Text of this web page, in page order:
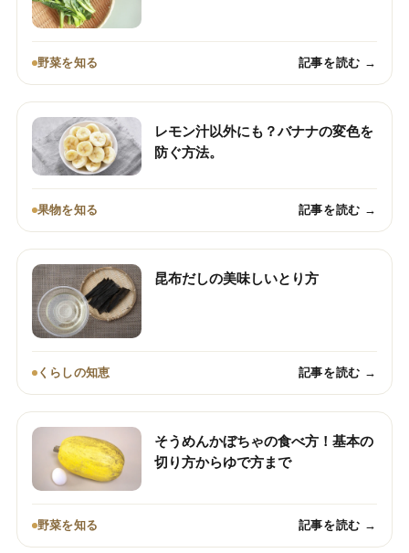
野菜を知る 記事を読む →
レモン汁以外にも？バナナの変色を
防ぐ方法。
果物を知る 記事を読む →
昆布だしの美味しいとり方
くらしの知恵 記事を読む →
そうめんかぼちゃの食べ方！基本の
切り方からゆで方まで
野菜を知る 記事を読む →